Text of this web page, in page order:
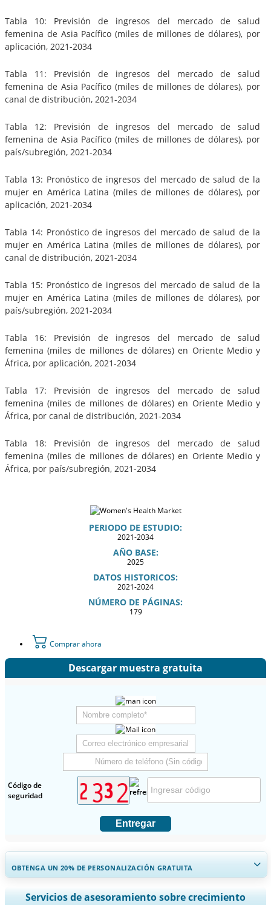
Tabla 10: Previsión de ingresos del mercado de salud
femenina de Asia Pacífico (miles de millones de dólares), por
aplicación, 2021-2034
Tabla 11: Previsión de ingresos del mercado de salud
femenina de Asia Pacífico (miles de millones de dólares), por
canal de distribución, 2021-2034
Tabla 12: Previsión de ingresos del mercado de salud
femenina de Asia Pacífico (miles de millones de dólares), por
país/subregión, 2021-2034
Tabla 13: Pronóstico de ingresos del mercado de salud de la
mujer en América Latina (miles de millones de dólares), por
aplicación, 2021-2034
Tabla 14: Pronóstico de ingresos del mercado de salud de la
mujer en América Latina (miles de millones de dólares), por
canal de distribución, 2021-2034
Tabla 15: Pronóstico de ingresos del mercado de salud de la
mujer en América Latina (miles de millones de dólares), por
país/subregión, 2021-2034
Tabla 16: Previsión de ingresos del mercado de salud
femenina (miles de millones de dólares) en Oriente Medio y
África, por aplicación, 2021-2034
Tabla 17: Previsión de ingresos del mercado de salud
femenina (miles de millones de dólares) en Oriente Medio y
África, por canal de distribución, 2021-2034
Tabla 18: Previsión de ingresos del mercado de salud
femenina (miles de millones de dólares) en Oriente Medio y
África, por país/subregión, 2021-2034
PERIODO DE ESTUDIO:
2021-2034
AÑO BASE:
2025
DATOS HISTORICOS:
2021-2024
NÚMERO DE PÁGINAS:
179
Comprar ahora
Descargar muestra gratuita
Código de
seguridad
Entregar
OBTENGA UN 20% DE PERSONALIZACIÓN GRATUITA
Ampliar la cobertura regional y por país, Análisis de segmentos,
Servicios de asesoramiento sobre crecimiento